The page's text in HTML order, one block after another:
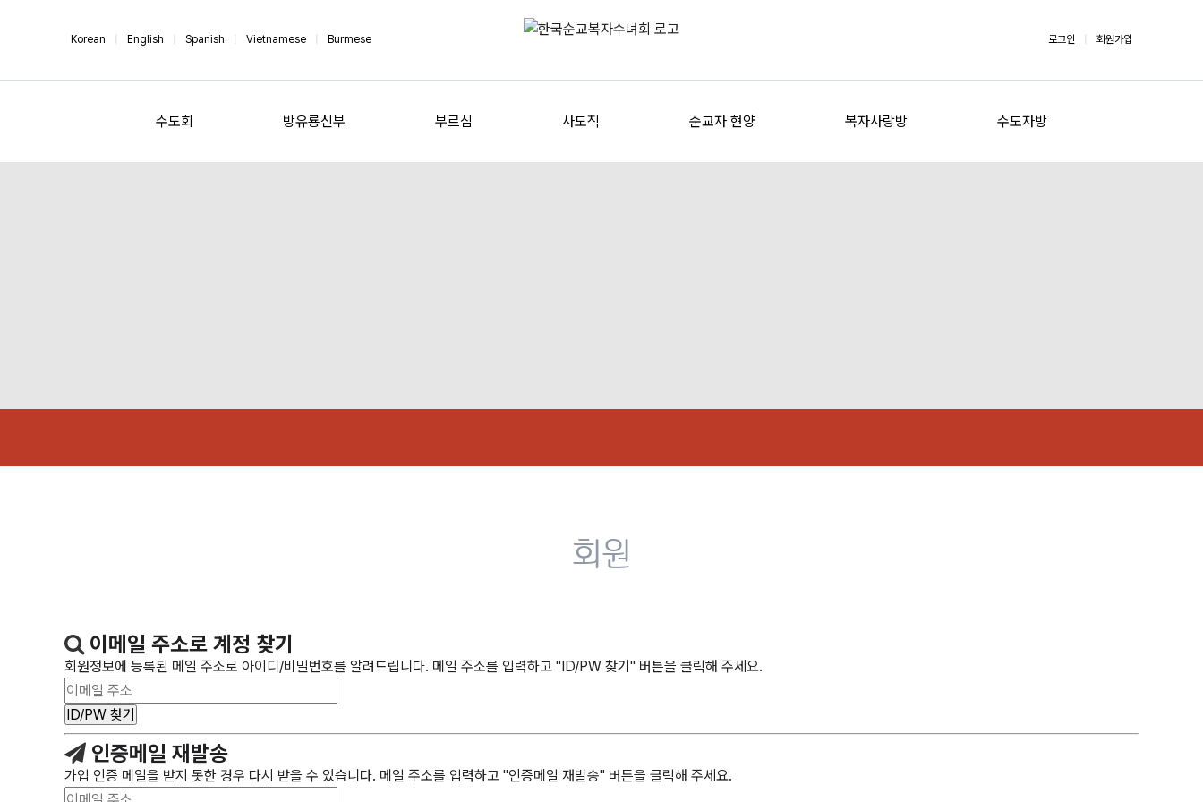
Korean English Spanish Vietnamese Burmese 로그인 회원가입
수도회 방유룡신부 부르심 사도직 순교자 현양 복자사랑방 수도자방
회원
이메일 주소로 계정 찾기
회원정보에 등록된 메일 주소로 아이디/비밀번호를 알려드립니다. 메일 주소를 입력하고 "ID/PW 찾기" 버튼을 클릭해 주세요.
인증메일 재발송
가입 인증 메일을 받지 못한 경우 다시 받을 수 있습니다. 메일 주소를 입력하고 "인증메일 재발송" 버튼을 클릭해 주세요.